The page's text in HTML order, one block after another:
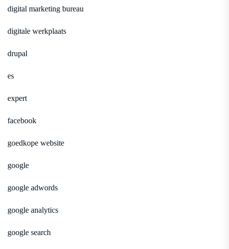
digital marketing bureau
digitale werkplaats
drupal
es
expert
facebook
goedkope website
google
google adwords
google analytics
google search